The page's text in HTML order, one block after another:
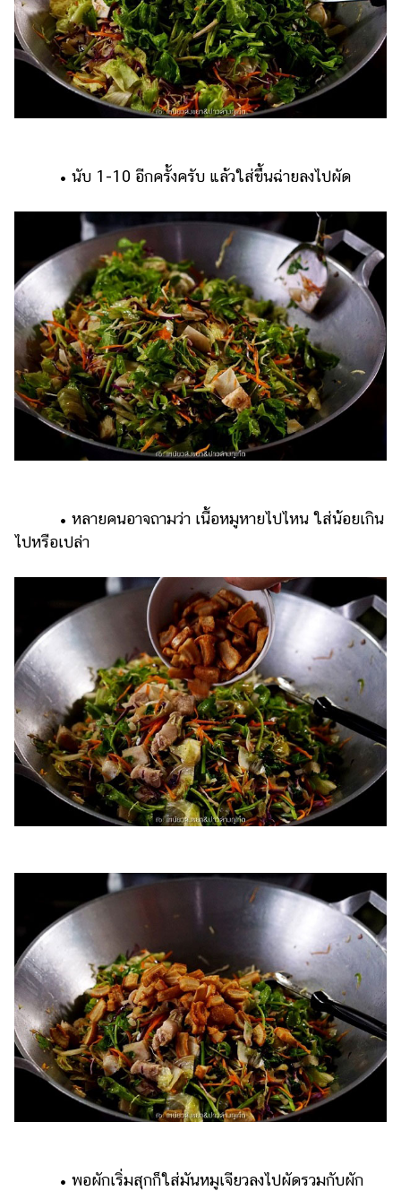
• นับ 1-10 อีกครั้งครับ แล้วใส่ขึ้นฉ่ายลงไปผัด
• หลายคนอาจถามว่า เนื้อหมูหายไปไหน ใส่น้อยเกิน
ไปหรือเปล่า
• พอผักเริ่มสุกก็ใส่มันหมูเจียวลงไปผัดรวมกับผัก